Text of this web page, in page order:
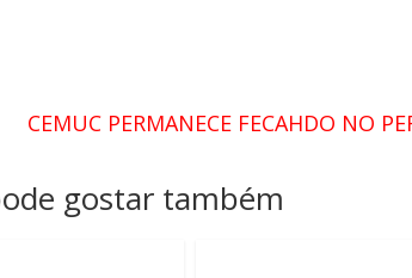
CEMUC PERMANECE FECAHDO NO
gostar também